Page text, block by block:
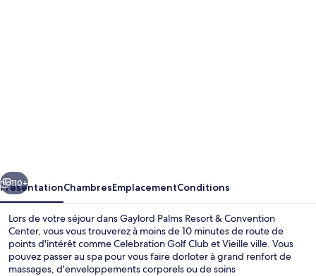
Convention
Center
Suivant
110+
PrésentationChambresEmplacementConditions
Lors de votre séjour dans Gaylord Palms Resort & Convention
Center, vous vous trouverez à moins de 10 minutes de route de
points d'intérêt comme Celebration Golf Club et Vieille ville. Vous
pouvez passer au spa pour vous faire dorloter à grand renfort de
massages, d'enveloppements corporels ou de soins